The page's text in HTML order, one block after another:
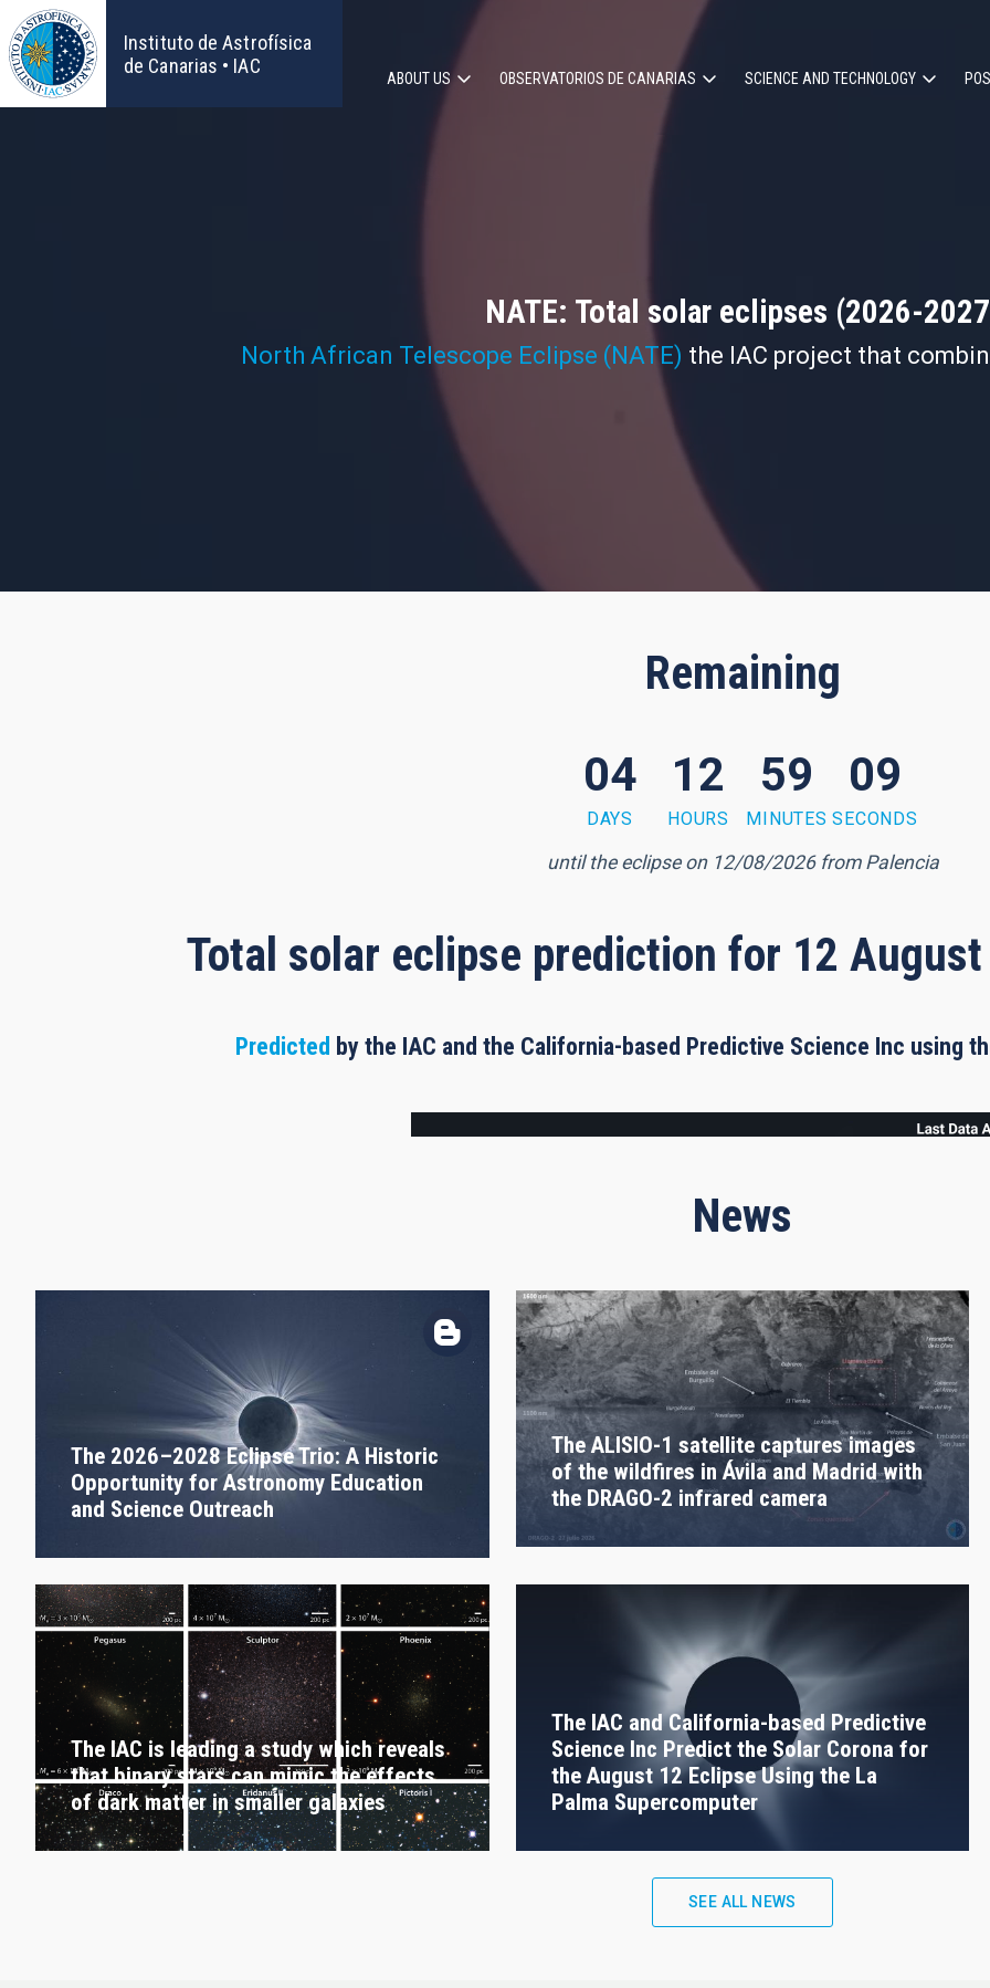
Skip
to
main
content
Instituto de Astrofísica
de Canarias • IAC
Main
ABOUT US OBSERVATORIOS DE CANARIAS SCIENCE AND TECHNOLOGY
NATE: Total solar eclipses (2026-
North African Telescope Eclipse (NATE) the IAC project that
Remaining
04
DAYS
12
HOURS
59
MINUTES
08
SECONDS
until the eclipse on 12/08/2026 from Palencia
Total solar eclipse prediction for 12
Predicted by the IAC and the California-based Predictive Science Inc using
News
The 2026–2028 Eclipse Trio: A Historic
Opportunity for Astronomy Education
and Science Outreach
The ALISIO-1 satellite captures images
of the wildfires in Ávila and Madrid with
the DRAGO-2 infrared camera
The IAC is leading a study which reveals
that binary stars can mimic the effects
of dark matter in smaller galaxies
The IAC and California-based Predictive
Science Inc Predict the Solar Corona for
the August 12 Eclipse Using the La
Palma Supercomputer
SEE ALL NEWS